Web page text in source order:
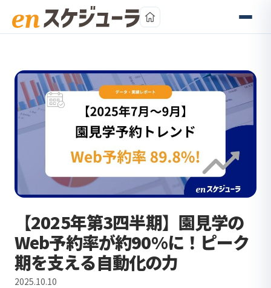
本文へスキップ
【2025年第3四半期】園見学の
Web予約率が約90%に！ピーク
期を支える自動化の力
2025.10.10